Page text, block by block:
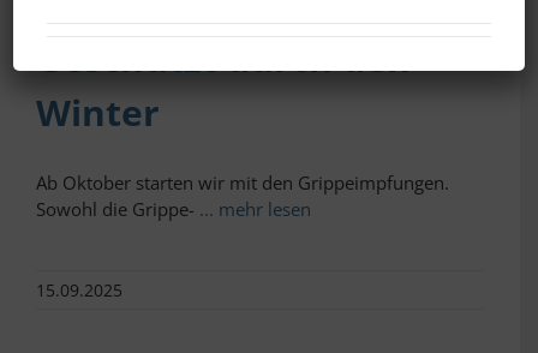
Geschützt durch den
Winter
Ab Oktober starten wir mit den Grippeimpfungen.
Sowohl die Grippe- ... mehr lesen
15.09.2025